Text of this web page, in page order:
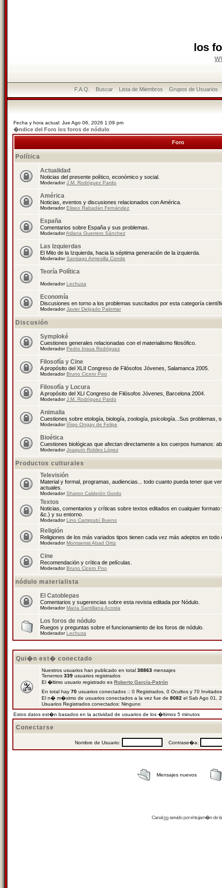
los
F.A.Q. Buscar Lista de Miembros Grupos de Usuarios
Fecha y hora actual: Jue Ago 06, 2026 1:09 pm
�ndice del Foro los foros de nódulo
Foro
Política
Actualidad
Noticias del presente político, económico y social.
ModeradorJ.M. Rodríguez Pardo
América
Noticias, eventos y discusiones relacionados con América.
ModeradorEliseo Rabadán Fernández
España
Comentarios sobre España y sus problemas.
ModeradorAtilana Guerrero Sánchez
Las Izquierdas
El Mito de la Izquierda, hacia la séptima generación de la izquierda.
ModeradorSantiago Armesilla Conde
Teoría Política
ModeradorLechuza
Economía
Discusiones en torno a los problemas suscitados por esta categoría
ModeradorJavier Delgado Palomar
Discusión
Symploké
Cuestiones generales relacionadas con el materialismo filosófico.
ModeradorPedro Insua Rodríguez
Filosofía y Cine
A propósito del XLII Congreso de Filósofos Jóvenes, Salamanca 2005.
ModeradorBruno Cicero Poo
Filosofía y Locura
A propósito del XLI Congreso de Filósofos Jóvenes, Barcelona 2004.
ModeradorJ.M. Rodríguez Pardo
Animalia
Cuestiones sobre etología, biología, zoología, psicología...Sus problemas,
Moderador Íñigo Ongay de Felipe
Bioética
Cuestiones biológicas que afectan directamente a los cuerpos humanos:
ModeradorJoaquín Robles López
Productos culturales
Televisión
Material y formal, programas, audiencias... todo cuanto pueda tener que
actuales.
ModeradorSharon Calderón Gordo
Textos
Noticias, comentarios y críticas sobre textos editados en cualquier
&c.) y su entorno.
ModeradorLino Camprubí Bueno
Religión
Religiones de los más variados tipos tienen cada vez más adeptos en todo
ModeradorMontserrat Abad Ortiz
Cine
Recomendación y crítica de películas.
ModeradorBruno Cicero Poo
nódulo materialista
El Catoblepas
Comentarios y sugerencias sobre esta revista editada por Nódulo.
ModeradorMaría Santillana Acosta
Los foros de nódulo
Ruegos y preguntas sobre el funcionamiento de los foros de nódulo.
ModeradorLechuza
Qui�n est� conectado
Nuestros usuarios han publicado en total 38863 mensajes
Tenemos 339 usuarios registrados
El �ltimo usuario registrado es Roberto García-Patrón
En total hay 70 usuarios conectados :: 0 Registrados, 0 Ocultos y 70
El n� m�ximo de usuarios conectados a la vez fue de 8082 el Sab Ago 01,
Usuarios Registrados conectados: Ninguno
Estos datos est�n basados en la actividad de usuarios de los �ltimos 5 minutos
Conectarse
Nombre de Usuario: Contrase�a:
Mensajes nuevos
Canalrssservido por eltrujam�nde